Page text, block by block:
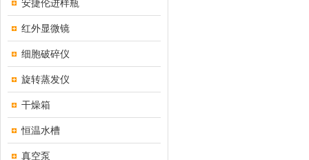
安捷伦进样瓶
红外显微镜
细胞破碎仪
旋转蒸发仪
干燥箱
恒温水槽
真空泵